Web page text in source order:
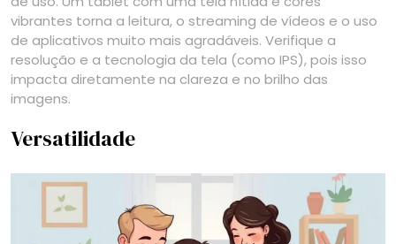
vibrantes torna a leitura, o streaming de vídeos e o uso
de aplicativos muito mais agradáveis. Verifique a
resolução e a tecnologia da tela (como IPS), pois isso
impacta diretamente na clareza e no brilho das
imagens.
Versatilidade